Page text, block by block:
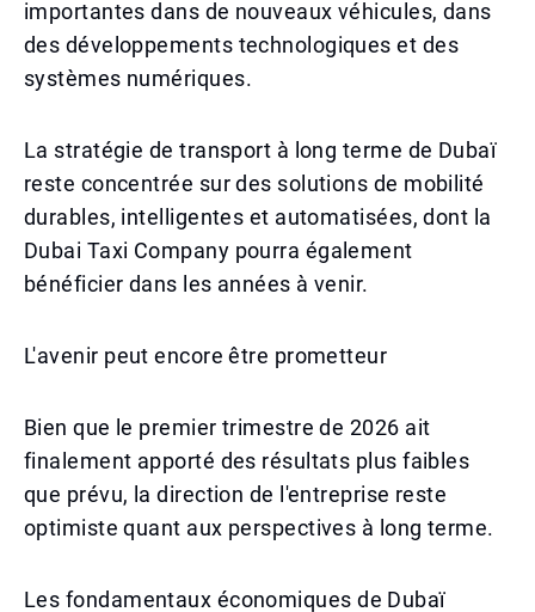
importantes dans de nouveaux véhicules, dans
des développements technologiques et des
systèmes numériques.
La stratégie de transport à long terme de Dubaï
reste concentrée sur des solutions de mobilité
durables, intelligentes et automatisées, dont la
Dubai Taxi Company pourra également
bénéficier dans les années à venir.
L'avenir peut encore être prometteur
Bien que le premier trimestre de 2026 ait
finalement apporté des résultats plus faibles
que prévu, la direction de l'entreprise reste
optimiste quant aux perspectives à long terme.
Les fondamentaux économiques de Dubaï